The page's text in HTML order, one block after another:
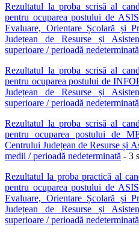
Rezultatul la proba scrisă al
pentru ocuparea postului de
Evaluare, Orientare Școlară și
Județean de Resurse și
superioare / perioadă nedeterminată
Rezultatul la proba scrisă al
pentru ocuparea postului de
Județean de Resurse și
superioare / perioadă nedeterminată
Rezultatul la proba scrisă al
pentru ocuparea postului de
Centrului Județean de Resurse și
medii / perioadă nedeterminată - 3
Rezultatul la proba practică al
pentru ocuparea postului de
Evaluare, Orientare Școlară și
Județean de Resurse și
superioare / perioadă nedeterminată